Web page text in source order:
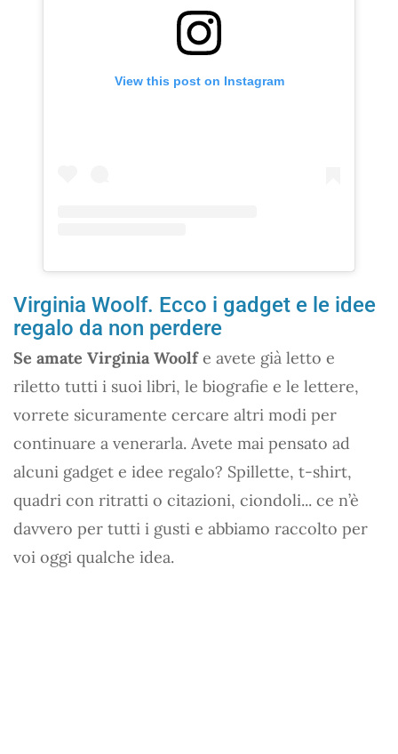
View this post on Instagram
Virginia Woolf. Ecco i gadget e le idee
regalo da non perdere
Se amate Virginia Woolfe avete già letto e
riletto tutti i suoi libri, le biografie e le lettere,
vorrete sicuramente cercare altri modi per
continuare a venerarla. Avete mai pensato ad
alcuni gadget e idee regalo? Spillette, t-shirt,
quadri con ritratti o citazioni, ciondoli... ce n’è
davvero per tutti i gusti e abbiamo raccolto per
voi oggi qualche idea.